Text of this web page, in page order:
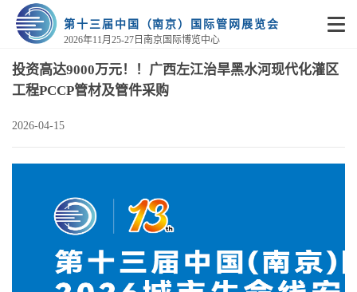
第十三届中国（南京）国际管网展览会
2026年11月25-27日南京国际博览中心
投资高达9000万元！！广西左江治旱黑水河现代化灌区
工程PCCP管材及管件采购
2026-04-15